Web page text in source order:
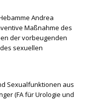
Andrea
Maßnahme des
der vorbeugenden
sexuellen
Sexualfunktionen aus
(FA für Urologie und